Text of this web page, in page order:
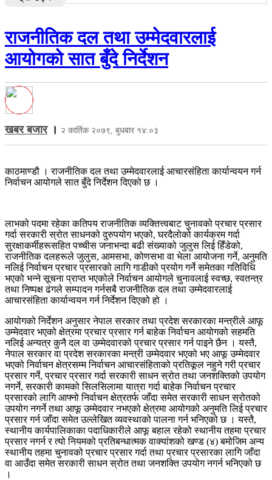
राजनीतिक दल तथा उम्मेदवारलाई
आयोगको सात बुँदे निर्देशन
खबर बजार। २ कार्तिक २०७९, बुधबार १४:०३
काठमाण्डौ । राजनीतिक दल तथा उम्मेदवारलाई आचारसंहिता कार्यान्वयन गर्न
निर्वाचन आयोगले सात बुँदे निर्देशन दिएको छ ।
लाभको पदमा रहेका कतिपय राजनीतिक व्यक्तित्त्वबाट चुनावको प्रचार प्रसार
गर्दा सरकारी स्रोत साधनको दुरुपयोग भएको, घरदैलोको कार्यक्रम गर्दा
सुरक्षाकर्मीहरूसहित पच्चीस जनाभन्दा बढी संख्याको जुलुस लिई हिँडेको,
राजनीतिक दलहरूले जुलुस, आमसभा, कोणसभा वा भेला आयोजना गर्ने, अनुमति
नलिई निर्वाचन प्रचार प्रसारको लागि गाडीको प्रयोग गर्ने समेतका गतिविधि
भएको भन्ने सूचना प्राप्त भएकोले निर्वाचन आयोगले चुनावलाई स्वच्छ, स्वतन्त्र
तथा निष्पक्ष ढंगले सम्पादन गर्नसबै राजनीतिक दल तथा उम्मेदवारलाई
आचारसंहिता कार्यान्वयन गर्न निर्देशन दिएको हो ।
आयोगको निर्देशन अनुसार नेपाल सरकार तथा प्रदेश सरकारका मन्त्रीले आफू
उम्मेदवार भएको क्षेत्रमा प्रचार प्रसार गर्न बाहेक निर्वाचन आयोगको सहमति
नलिई अन्यत्र कुनै दल वा उम्मेदवारको प्रचार प्रसार गर्न पाइने छैन । यस्तै,
नेपाल सरकार वा प्रदेश सरकारका मन्त्री उम्मेदवार भएको भए आफू उम्मेदवार
भएको निर्वाचन क्षेत्रसम्म निर्वाचन आचारसंहिताको प्रतिकूल नहुने गरी प्रचार
प्रसार गर्ने, प्रचार प्रसार गर्दा सरकारी साधन स्रोत तथा जनशक्तिको उपयोग
नगर्ने, सरकारी कामको सिलसिलामा यात्रा गर्दा बाहेक निर्वाचन प्रचार
प्रसारको लागि आफ्नो निर्वाचन क्षेत्रतर्फ जाँदा समेत सरकारी साधन स्रोतको
उपयोग नगर्ने तथा आफू उम्मेदवार नभएको क्षेत्रमा आयोगको अनुमति लिई प्रचार
प्रसार गर्न जाँदा समेत उल्लेखित व्यवस्थाको पालना गर्न भनिएको छ । यस्तै,
स्थानीय कार्यपालिकाका पदाधिकारीले आफू बहाल रहेको स्थानीय तहमा प्रचार
प्रसार नगर्न र त्यो नियमको प्रतिबन्धात्मक वाक्यांशको खण्ड (४) बमोजिम अन्य
स्थानीय तहमा चुनावको प्रचार प्रसार गर्दा तथा प्रचार प्रसारका लागि जाँदा
वा आउँदा समेत सरकारी साधन स्रोत तथा जनशक्ति उपयोग नगर्न भनिएको छ
।